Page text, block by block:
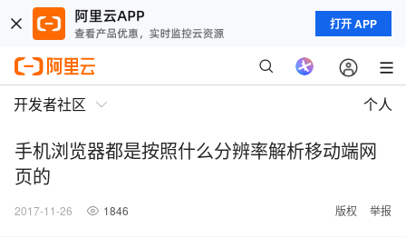
打开 APP
开发者社区 个人
手机浏览器都是按照什么分辨率解析移动端网
页的
2017-11-26 1846 版权 举报